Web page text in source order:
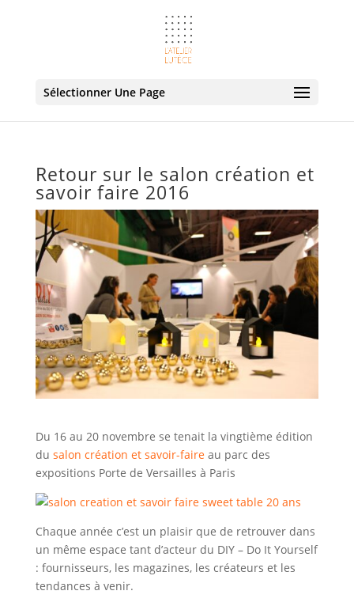
Sélectionner Une Page
Retour sur le salon création et
savoir faire 2016
Du 16 au 20 novembre se tenait la vingtième édition
du salon création et savoir-faireau parc des
expositions Porte de Versailles à Paris
Chaque année c’est un plaisir que de retrouver dans
un même espace tant d’acteur du DIY – Do It Yourself
: fournisseurs, les magazines, les créateurs et les
tendances à venir.